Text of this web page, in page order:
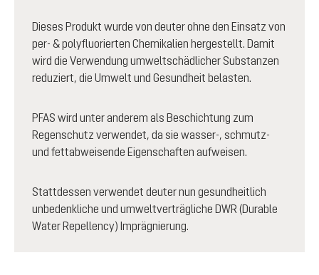
Dieses Produkt wurde von deuter ohne den Einsatz von
per- & polyfluorierten Chemikalien hergestellt. Damit
wird die Verwendung umweltschädlicher Substanzen
reduziert, die Umwelt und Gesundheit belasten.
PFAS wird unter anderem als Beschichtung zum
Regenschutz verwendet, da sie wasser-, schmutz-
und fettabweisende Eigenschaften aufweisen.
Stattdessen verwendet deuter nun gesundheitlich
unbedenkliche und umweltverträgliche DWR (Durable
Water Repellency) Imprägnierung.